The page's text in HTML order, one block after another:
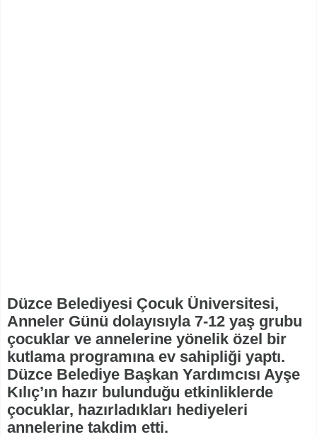
Düzce Belediyesi Çocuk Üniversitesi,
Anneler Günü dolayısıyla 7-12 yaş grubu
çocuklar ve annelerine yönelik özel bir
kutlama programına ev sahipliği yaptı.
Düzce Belediye Başkan Yardımcısı Ayşe
Kılıç’ın hazır bulunduğu etkinliklerde
çocuklar, hazırladıkları hediyeleri
annelerine takdim etti.